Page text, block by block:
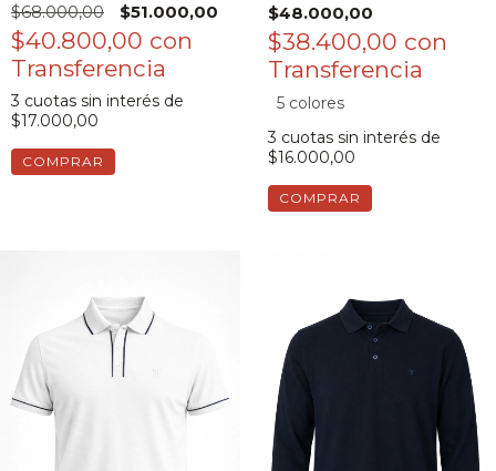
$68.000,00
$51.000,00
$40.800,00 con
3 cuotas sin interés de
$17.000,00
COMPRAR
$48.000,00
$38.400,00 con
5 colores
3 cuotas sin interés de
$16.000,00
COMPRAR